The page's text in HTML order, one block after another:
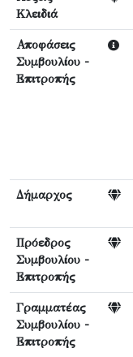
Κλειδιά
Αποφάσεις
Συμβουλίου -
Επιτροπής
Δήμαρχος
Πρόεδρος
Συμβουλίου -
Επιτροπής
Γραμματέας
Συμβουλίου -
Επιτροπής